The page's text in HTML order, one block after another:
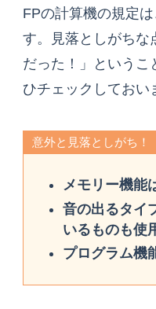
FPの計算機の規定
す。見落としがちな
だった！」というこ
ひチェックしておい
意外と見落としがち！
メモリー機能
音の出るタイ
いるものも使
プログラム機